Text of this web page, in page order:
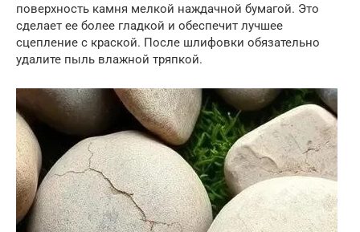
поверхность камня мелкой наждачной бумагой. Это
сделает ее более гладкой и обеспечит лучшее
сцепление с краской. После шлифовки обязательно
удалите пыль влажной тряпкой.